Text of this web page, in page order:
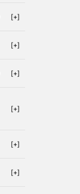
[+]
[+]
[+]
[+]
[+]
[+]